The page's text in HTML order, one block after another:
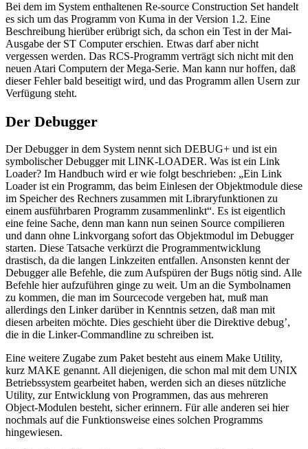
Bei dem im System enthaltenen Re-source Construction Set handelt
es sich um das Programm von Kuma in der Version 1.2. Eine
Beschreibung hierüber erübrigt sich, da schon ein Test in der Mai-
Ausgabe der ST Computer erschien. Etwas darf aber nicht
vergessen werden. Das RCS-Programm verträgt sich nicht mit den
neuen Atari Computern der Mega-Serie. Man kann nur hoffen, daß
dieser Fehler bald beseitigt wird, und das Programm allen Usern zur
Verfügung steht.
Der Debugger
Der Debugger in dem System nennt sich DEBUG+ und ist ein
symbolischer Debugger mit LINK-LOADER. Was ist ein Link
Loader? Im Handbuch wird er wie folgt beschrieben: „Ein Link
Loader ist ein Programm, das beim Einlesen der Objektmodule diese
im Speicher des Rechners zusammen mit Libraryfunktionen zu
einem ausführbaren Programm zusammenlinkt“. Es ist eigentlich
eine feine Sache, denn man kann nun seinen Source compilieren
und dann ohne Linkvorgang sofort das Objektmodul im Debugger
starten. Diese Tatsache verkürzt die Programmentwicklung
drastisch, da die langen Linkzeiten entfallen. Ansonsten kennt der
Debugger alle Befehle, die zum Aufspüren der Bugs nötig sind. Alle
Befehle hier aufzuführen ginge zu weit. Um an die Symbolnamen
zu kommen, die man im Sourcecode vergeben hat, muß man
allerdings den Linker darüber in Kenntnis setzen, daß man mit
diesen arbeiten möchte. Dies geschieht über die Direktive debug’,
die in die Linker-Commandline zu schreiben ist.
Eine weitere Zugabe zum Paket besteht aus einem Make Utility,
kurz MAKE genannt. All diejenigen, die schon mal mit dem UNIX
Betriebssystem gearbeitet haben, werden sich an dieses nützliche
Utility, zur Entwicklung von Programmen, das aus mehreren
Object-Modulen besteht, sicher erinnern. Für alle anderen sei hier
nochmals auf die Funktionsweise eines solchen Programms
hingewiesen.